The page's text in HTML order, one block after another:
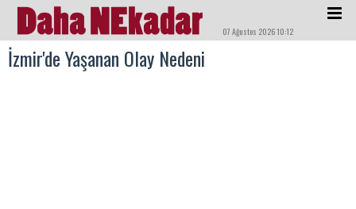
07 Ağustos 2026 10:12
İzmir'de Yaşanan Olay Nedeni